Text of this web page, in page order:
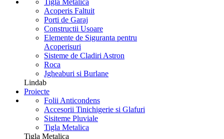
Tigla Metalica
Acoperis Faltuit
Porti de Garaj
Constructii Usoare
Elemente de Siguranta pentru
Acoperisuri
Sisteme de Cladiri Astron
Roca
Jgheaburi si Burlane
Lindab
Proiecte
Folii Anticondens
Accesorii Tinichigerie si Glafuri
Sisiteme Pluviale
Tigla Metalica
Tigla Metalica